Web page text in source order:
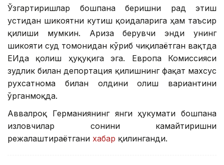
Ўзгартиришлар бошпана беришни рад этиш
устидан шикоятни кутиш қоидаларига ҳам таъсир
қилиши мумкин. Ариза берувчи энди унинг
шикояти суд томонидан кўриб чиқилаётган вақтда
ЕИда қолиш ҳуқуқига эга. Европа Комиссияси
зудлик билан депортация қилишнинг фақат махсус
рухсатнома билан олдини олиш вариантини
ўрганмоқда.
Аввалроқ Германиянинг янги ҳукумати бошпана
изловчилар сонини камайтиришни
режалаштираётгани хабар қилинганди.